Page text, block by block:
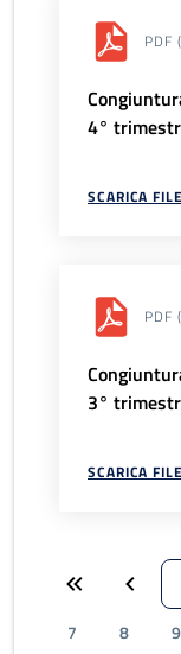
PDF
4°
SCARICA FILE
PDF
3°
SCARICA FILE
7
8 9